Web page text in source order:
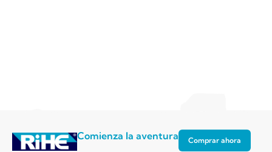
Comienza la aventura Comprar ahora